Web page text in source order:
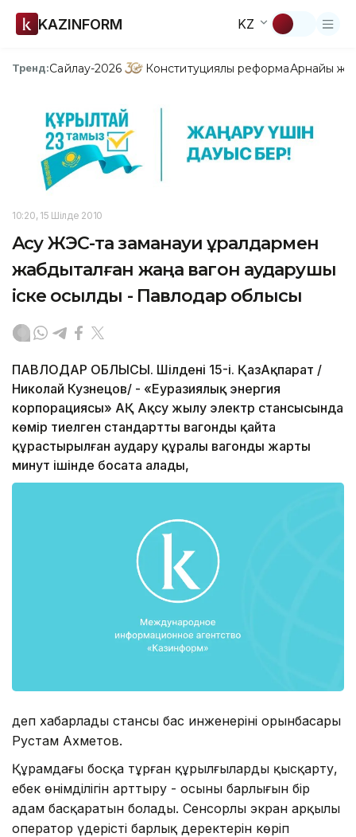
KAZINFORM KZ
Тренд:Сайлау-2026 Конституциялық реформаАрнайы
10:20, 15 Шілде 2010
Ақсу ЖЭС-та заманауи құралдармен
жабдықталған жаңа вагон аударушы
іске қосылды - Павлодар облысы
ПАВЛОДАР ОБЛЫСЫ. Шілденің 15-і. ҚазАқпарат /
Николай Кузнецов/ - «Еуразиялық энергия
корпорациясы» АҚ Ақсу жылу электр стансысында
көмір тиелген стандартты вагонды қайта
құрастырылған аудару құралы вагонды жарты
минут ішінде босата алады,
деп хабарлады стансы бас инженерінің орынбасары
Рустам Ахметов.
Құрамдағы босқа тұрған құрылғыларды қысқарту,
еңбек өнімділігін арттыру - осының барлығын бір
адам басқаратын болады. Сенсорлы экран арқылы
оператор үдерістің барлық деректерін көріп